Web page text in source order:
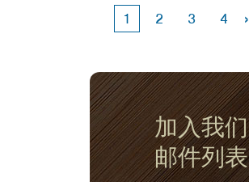
1 2 3 4 ›
加入我们
邮件列表